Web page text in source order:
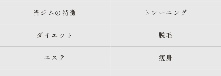
当ジムの特徴 トレーニング
ダイエット 脱毛
エステ 痩身